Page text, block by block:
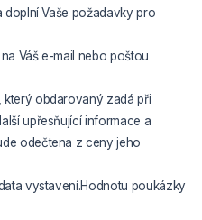
doplní Vaše požadavky pro
Váš e-mail nebo poštou
který obdarovaný zadá při
upřesňující informace a
odečtena z ceny jeho
vystavení.Hodnotu poukázky